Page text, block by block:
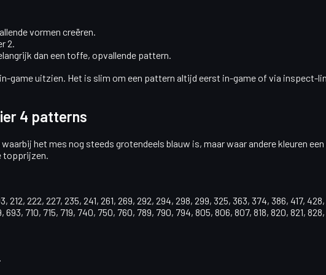
vormen creëren.
2.
dan een toffe, opvallende pattern.
game uitzien. Het is slim om een pattern altijd eerst in-game of via inspect-
4 patterns
het mes nog steeds grotendeels blauw is, maar waar andere kleuren
topprijzen.
212, 222, 227, 235, 241, 261, 269, 292, 294, 298, 299, 325, 363, 374, 386, 417,
693, 710, 715, 719, 740, 750, 760, 789, 790, 794, 805, 806, 807, 818, 820, 821,